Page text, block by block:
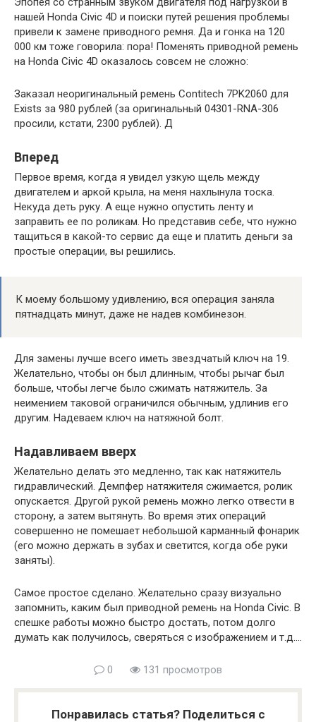
нашей Honda Civic 4D и поиски путей решения проблемы
привели к замене приводного ремня. Да и гонка на 120
000 км тоже говорила: пора! Поменять приводной ремень
на Honda Civic 4D оказалось совсем не сложно:
Заказал неоригинальный ремень Contitech 7PK2060 для
Exists за 980 рублей (за оригинальный 04301-RNA-306
просили, кстати, 2300 рублей). Д
Вперед
Первое время, когда я увидел узкую щель между
двигателем и аркой крыла, на меня нахлынула тоска.
Некуда деть руку. А еще нужно опустить ленту и
заправить ее по роликам. Но представив себе, что нужно
тащиться в какой-то сервис да еще и платить деньги за
простые операции, вы решились.
К моему большому удивлению, вся операция заняла
пятнадцать минут, даже не надев комбинезон.
Для замены лучше всего иметь звездчатый ключ на 19.
Желательно, чтобы он был длинным, чтобы рычаг был
больше, чтобы легче было сжимать натяжитель. За
неимением таковой ограничился обычным, удлинив его
другим. Надеваем ключ на натяжной болт.
Надавливаем вверх
Желательно делать это медленно, так как натяжитель
гидравлический. Демпфер натяжителя сжимается, ролик
опускается. Другой рукой ремень можно легко отвести в
сторону, а затем вытянуть. Во время этих операций
совершенно не помешает небольшой карманный фонарик
(его можно держать в зубах и светится, когда обе руки
заняты).
Самое простое сделано. Желательно сразу визуально
запомнить, каким был приводной ремень на Honda Civic. В
спешке работы можно быстро достать, потом долго
думать как получилось, сверяться с изображением и т.д.…
0 131 просмотров
Понравилась статья? Поделиться с